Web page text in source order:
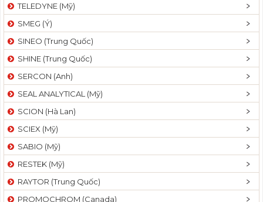
n
TELEDYNE (Mỹ)
SMEG (Ý)
SINEO (Trung Quốc)
SHINE (Trung Quốc)
SERCON (Anh)
SEAL ANALYTICAL (Mỹ)
SCION (Hà Lan)
SCIEX (Mỹ)
SABIO (Mỹ)
RESTEK (Mỹ)
RAYTOR (Trung Quốc)
PROMOCHROM (Canada)